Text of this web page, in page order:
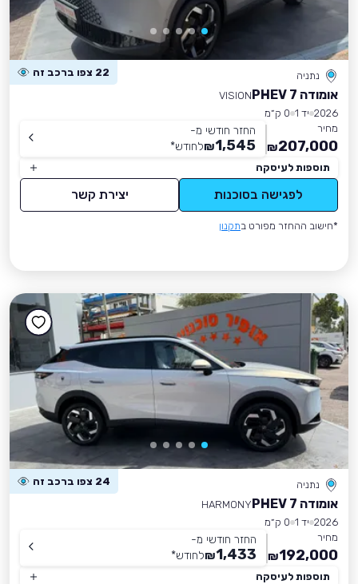
נתניה 22 צפו ברכב זה
אומודה 7 PHEV
VISION
2026 יד 1
0 ק״מ
מחיר
207,000
₪
החזר חודשי מ-
1,545
₪לחודש*
תוספות לעיסקה
לפגישה בסוכנות יצירת קשר
*חישוב ההחזר מפורט בתקנון
נתניה 24 צפו ברכב זה
אומודה 7 PHEV
HARMONY
2026 יד 1
0 ק״מ
מחיר
192,000
₪
החזר חודשי מ-
1,433
₪לחודש*
תוספות לעיסקה